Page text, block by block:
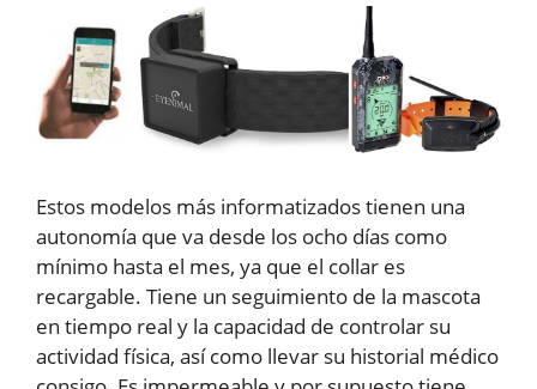
Estos modelos más informatizados tienen una
autonomía que va desde los ocho días como
mínimo hasta el mes, ya que el collar es
recargable. Tiene un seguimiento de la mascota
en tiempo real y la capacidad de controlar su
actividad física, así como llevar su historial médico